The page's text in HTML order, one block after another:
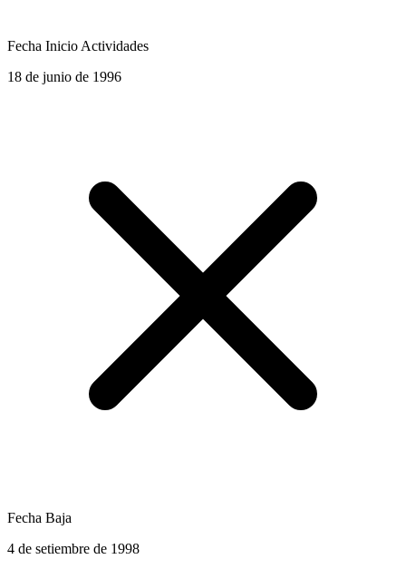
Fecha Inicio Actividades
18 de junio de 1996
Fecha Baja
4 de setiembre de 1998